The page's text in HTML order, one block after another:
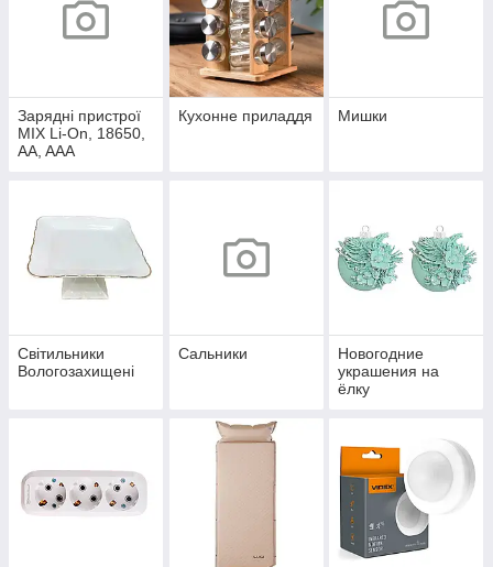
Зарядні пристрої
MIX Li-On, 18650,
AA, AAA
Кухонне приладдя Мишки
Світильники
Вологозахищені
Сальники
Новогодние
украшения на
ёлку